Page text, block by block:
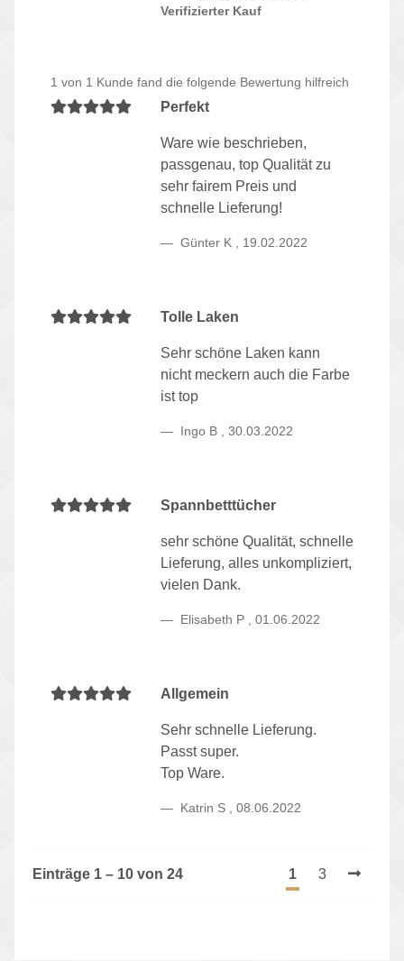
Verifizierter Kauf
1 von 1 Kunde fand die folgende Bewertung hilfreich
Perfekt
Ware wie beschrieben,
passgenau, top Qualität zu
sehr fairem Preis und
schnelle Lieferung!
Günter K 19.02.2022
Tolle Laken
Sehr schöne Laken kann
nicht meckern auch die Farbe
ist top
Ingo B 30.03.2022
Spannbetttücher
sehr schöne Qualität, schnelle
Lieferung, alles unkompliziert,
vielen Dank.
Elisabeth P 01.06.2022
Allgemein
Sehr schnelle Lieferung.
Passt super.
Top Ware.
Katrin S 08.06.2022
Einträge 1 – 10 von 24 1 3